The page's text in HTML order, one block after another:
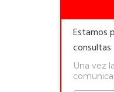
Estamos
consultas
Una vez